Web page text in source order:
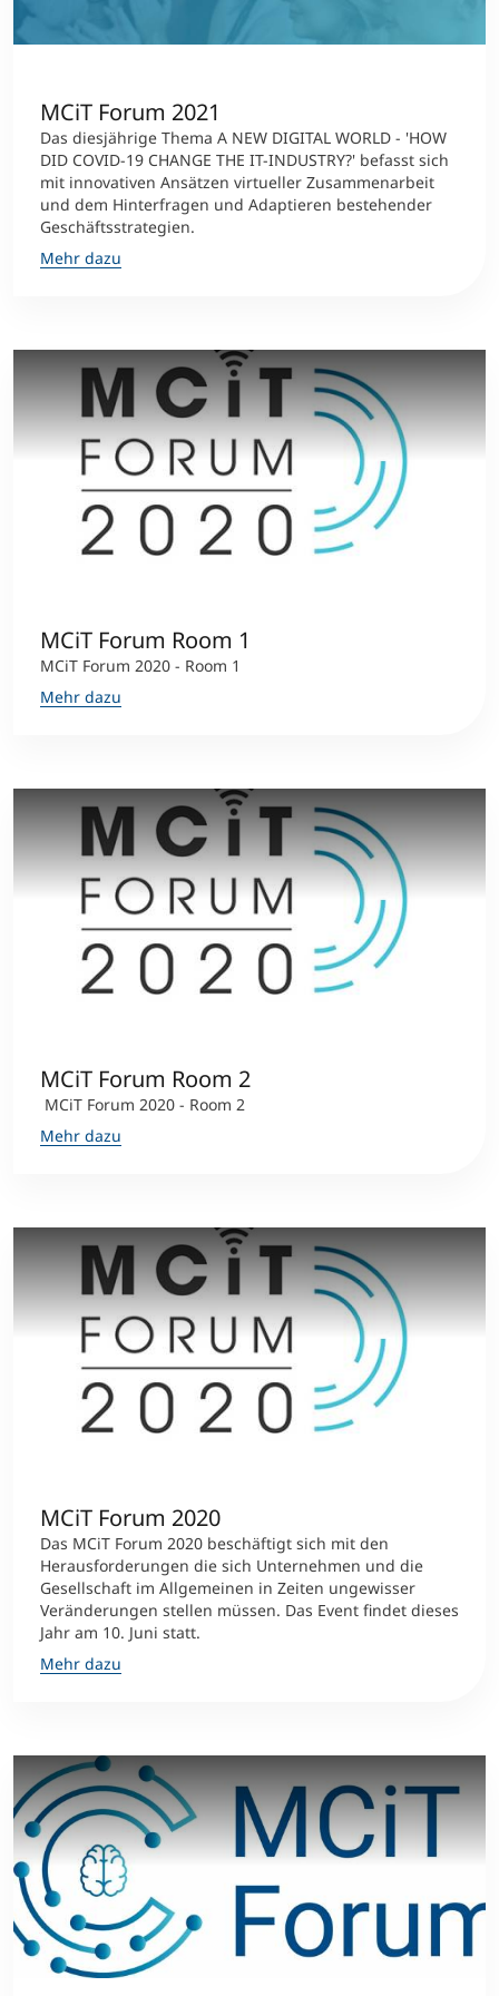
International studieren
An über 300 Partneruniversitäten
Studienberatung
Study Finder Bachelor/Master
Micro Degrees
Micro Credentials
Masterclasses
Technische Weiterbildung
Maßgeschneiderte Programme
Studienberatung
MCiT Forum 2021
Das diesjährige Thema A NEW DIGITAL WORLD - 'HOW
DID COVID-19 CHANGE THE IT-INDUSTRY?' befasst sich
mit innovativen Ansätzen virtueller Zusammenarbeit
und dem Hinterfragen und Adaptieren bestehender
Geschäftsstrategien.
Mehr dazu
MCiT Forum Room 1
MCiT Forum 2020 - Room 1
Mehr dazu
MCiT Forum Room 2
MCiT Forum 2020 - Room 2
Mehr dazu
MCiT Forum 2020
Das MCiT Forum 2020 beschäftigt sich mit den
Herausforderungen die sich Unternehmen und die
Gesellschaft im Allgemeinen in Zeiten ungewisser
Veränderungen stellen müssen. Das Event findet dieses
Jahr am 10. Juni statt.
Mehr dazu